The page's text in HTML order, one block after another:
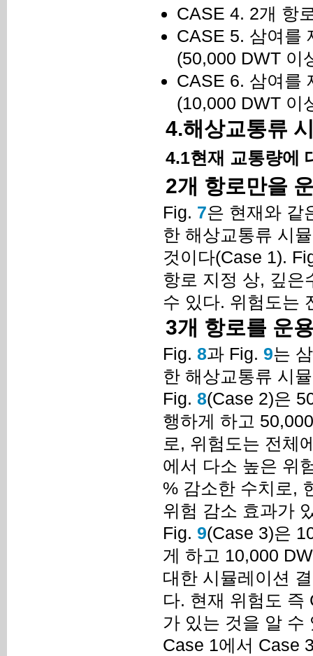
CASE 4. 2개 항
CASE 5. 삼여를
(50,000 DWT 이
CASE 6. 삼여를
(10,000 DWT 이
4.해상교통류
4.1현재 교통량에
2개 항로만을
Fig. 7은 현재와 같
한 해상교통류 시
것이다(Case 1).
항로 지정 상, 깊은
수 있다. 위험도는
3개 항로를 운
Fig. 8과 Fig. 9는
한 해상교통류 시
Fig. 8(Case 2)은
행하게 하고
로, 위험도는 전체
에서 다소 높은 위
% 감소한 수치로,
위험 감소 효과가
Fig. 9(Case 3)은
게 하고 10,000
대한 시뮬레이션
다. 현재 위험도 즉
가 있는 것을 알 수
Case 1에서 Case